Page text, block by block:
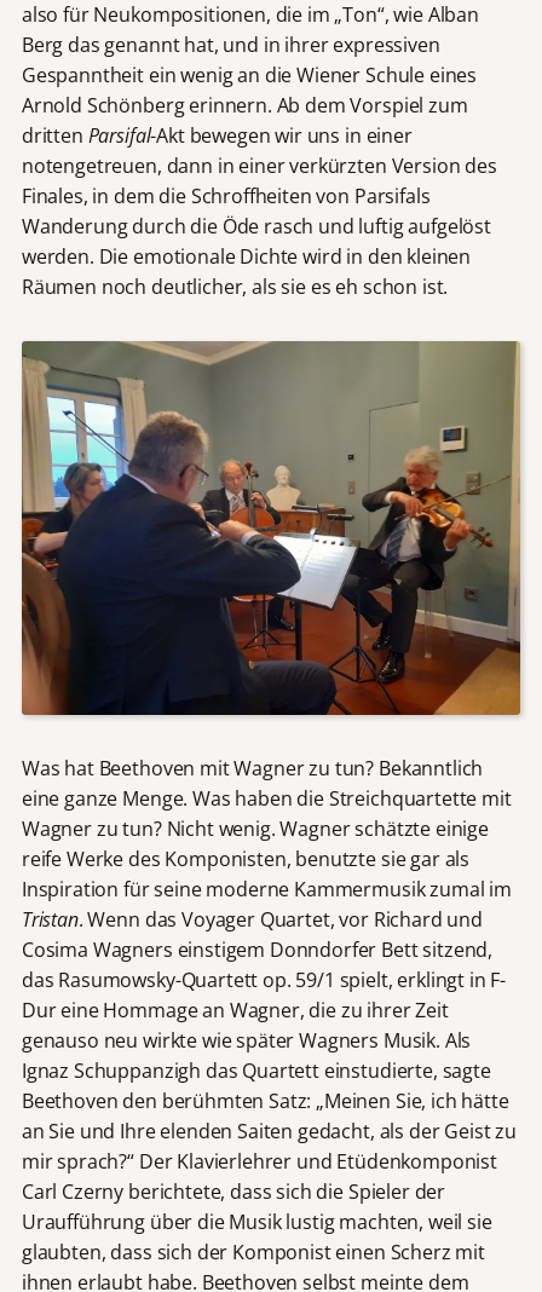
also für Neukompositionen, die im „Ton“, wie Alban
Berg das genannt hat, und in ihrer expressiven
Gespanntheit ein wenig an die Wiener Schule eines
Arnold Schönberg erinnern. Ab dem Vorspiel zum
dritten Parsifal-Akt bewegen wir uns in einer
notengetreuen, dann in einer verkürzten Version des
Finales, in dem die Schroffheiten von Parsifals
Wanderung durch die Öde rasch und luftig aufgelöst
werden. Die emotionale Dichte wird in den kleinen
Räumen noch deutlicher, als sie es eh schon ist.
Was hat Beethoven mit Wagner zu tun? Bekanntlich
eine ganze Menge. Was haben die Streichquartette mit
Wagner zu tun? Nicht wenig. Wagner schätzte einige
reife Werke des Komponisten, benutzte sie gar als
Inspiration für seine moderne Kammermusik zumal im
Tristan. Wenn das Voyager Quartet, vor Richard und
Cosima Wagners einstigem Donndorfer Bett sitzend,
das Rasumowsky-Quartett op. 59/1 spielt, erklingt in F-
Dur eine Hommage an Wagner, die zu ihrer Zeit
genauso neu wirkte wie später Wagners Musik. Als
Ignaz Schuppanzigh das Quartett einstudierte, sagte
Beethoven den berühmten Satz: „Meinen Sie, ich hätte
an Sie und Ihre elenden Saiten gedacht, als der Geist zu
mir sprach?“ Der Klavierlehrer und Etüdenkomponist
Carl Czerny berichtete, dass sich die Spieler der
Uraufführung über die Musik lustig machten, weil sie
glaubten, dass sich der Komponist einen Scherz mit
ihnen erlaubt habe. Beethoven selbst meinte dem